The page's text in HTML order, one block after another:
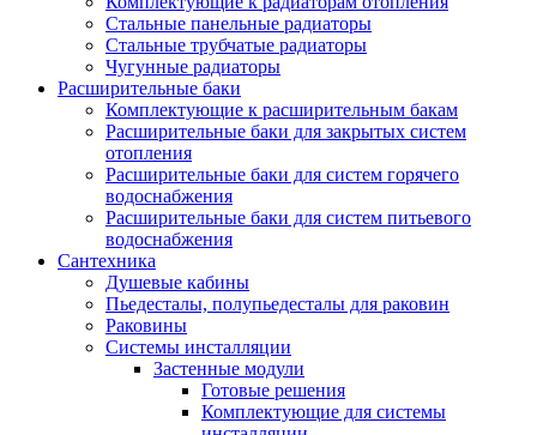
Стальные панельные радиаторы
Стальные трубчатые радиаторы
Чугунные радиаторы
Расширительные баки
Комплектующие к расширительным бакам
Расширительные баки для закрытых систем
отопления
Расширительные баки для систем горячего
водоснабжения
Расширительные баки для систем питьевого
водоснабжения
Сантехника
Душевые кабины
Пьедесталы, полупьедесталы для раковин
Раковины
Системы инсталляции
Застенные модули
Готовые решения
Комплектующие для системы